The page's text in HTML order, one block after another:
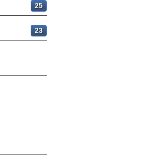
25
23